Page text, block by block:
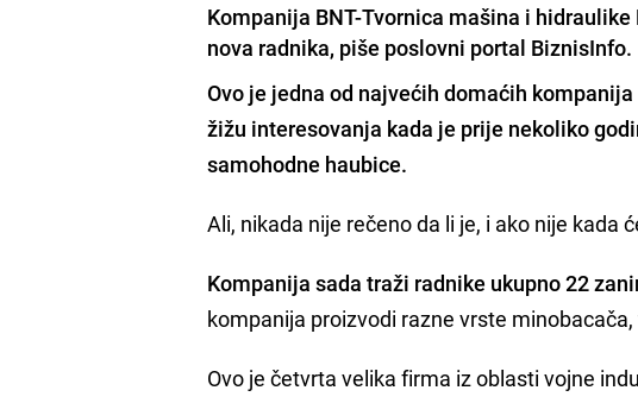
Kompanija BNT-Tvornica mašina i
nova radnika, piše poslovni portal BiznisInfo.
Ovo je jedna od najvećih domaćih
žižu interesovanja kada je prije nekoliko
samohodne haubice.
Ali, nikada nije rečeno da li je, i ako nije kada
Kompanija sada traži radnike ukupno 22
kompanija proizvodi razne vrste
Ovo je četvrta velika firma iz oblasti vojne